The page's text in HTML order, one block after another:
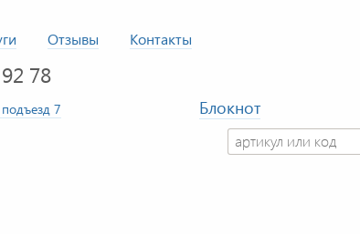
Отзывы Контакты
78
7
Блокнот